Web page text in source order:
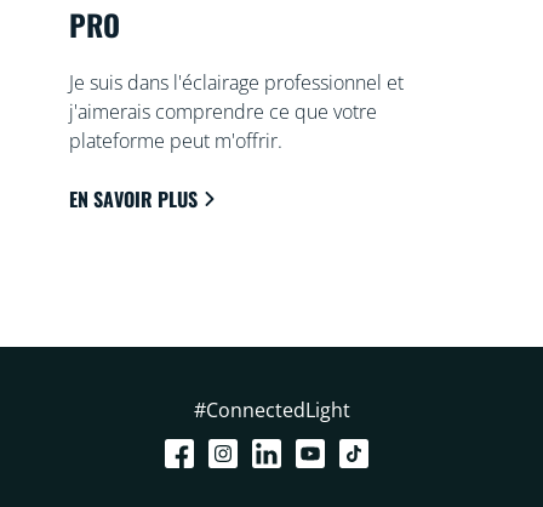
PRO
Je suis dans l'éclairage professionnel et
j'aimerais comprendre ce que votre
plateforme peut m'offrir.
EN SAVOIR PLUS
#ConnectedLight